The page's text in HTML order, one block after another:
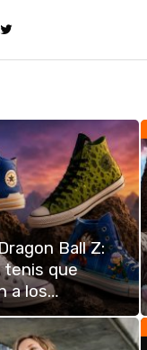
Ball Z:
tenis que
a los…